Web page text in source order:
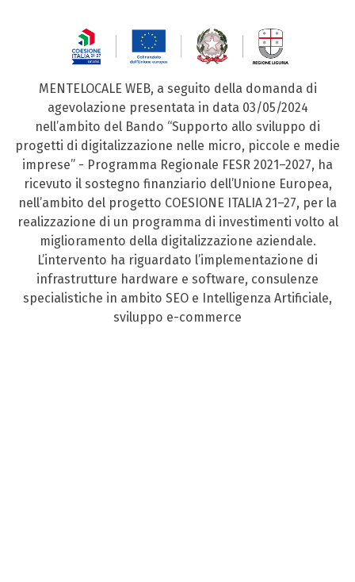
MENTELOCALE WEB, a seguito della domanda di
agevolazione presentata in data 03/05/2024
nell’ambito del Bando “Supporto allo sviluppo di
progetti di digitalizzazione nelle micro, piccole e medie
imprese” - Programma Regionale FESR 2021–2027, ha
ricevuto il sostegno finanziario dell’Unione Europea,
nell’ambito del progetto COESIONE ITALIA 21–27, per la
realizzazione di un programma di investimenti volto al
miglioramento della digitalizzazione aziendale.
L’intervento ha riguardato l’implementazione di
infrastrutture hardware e software, consulenze
specialistiche in ambito SEO e Intelligenza Artificiale,
sviluppo e-commerce